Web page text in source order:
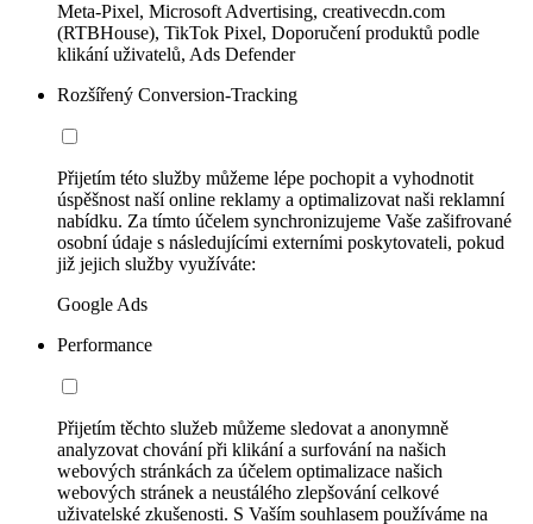
Meta-Pixel, Microsoft Advertising, creativecdn.com
(RTBHouse), TikTok Pixel, Doporučení produktů podle
klikání uživatelů, Ads Defender
Rozšířený Conversion-Tracking
Přijetím této služby můžeme lépe pochopit a vyhodnotit
úspěšnost naší online reklamy a optimalizovat naši reklamní
nabídku. Za tímto účelem synchronizujeme Vaše zašifrované
osobní údaje s následujícími externími poskytovateli, pokud
již jejich služby využíváte:
Google Ads
Performance
Přijetím těchto služeb můžeme sledovat a anonymně
analyzovat chování při klikání a surfování na našich
webových stránkách za účelem optimalizace našich
webových stránek a neustálého zlepšování celkové
uživatelské zkušenosti. S Vaším souhlasem používáme na